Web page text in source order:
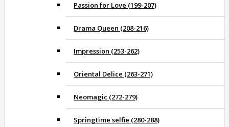
Passion for Love (199-207)
Drama Queen (208-216)
Impression (253-262)
Oriental Delice (263-271)
Neomagic (272-279)
Springtime selfie (280-288)